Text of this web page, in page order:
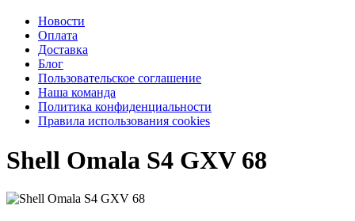
Новости
Оплата
Доставка
Блог
Пользовательское соглашение
Наша команда
Политика конфиденциальности
Правила использования cookies
Shell Omala S4 GXV 68